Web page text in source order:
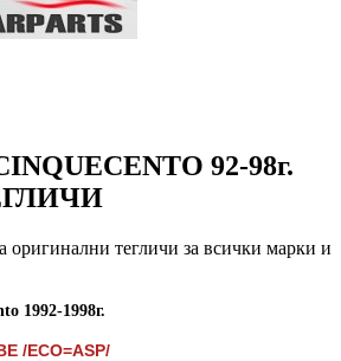
92-98г.
тегличи за всички марки и
1992-1998г.
/ECO=ASP/